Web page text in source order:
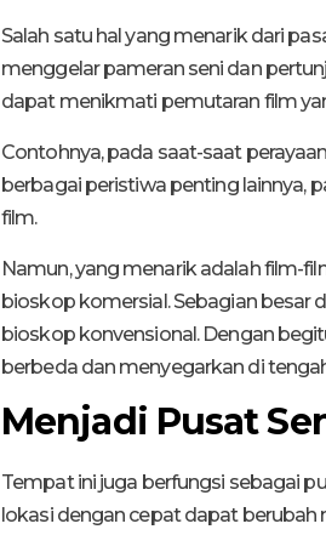
Salah satu hal yang menarik dari
menggelar pameran seni dan
dapat menikmati pemutaran film
Contohnya, pada saat-saat
berbagai peristiwa penting lainnya,
film.
Namun, yang menarik adalah film-
bioskop komersial. Sebagian besar
bioskop konvensional. Dengan
berbeda dan menyegarkan di
Menjadi Pusat
Tempat ini juga berfungsi sebagai
lokasi dengan cepat dapat